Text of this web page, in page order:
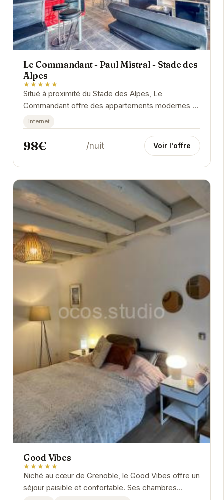
Le Commandant - Paul Mistral - Stade des
Alpes
★★★★★
Situé à proximité du Stade des Alpes, Le
Commandant offre des appartements modernes et
confortables. Chaque logement est équipé pour
répondre...
internet
98€ /nuit Voir l'offre
Good Vibes
★★★★★
Niché au cœur de Grenoble, le Good Vibes offre un
séjour paisible et confortable. Ses chambres